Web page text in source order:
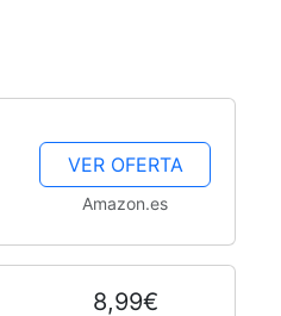
de
VER OFERTA
Amazon.es
8,99€